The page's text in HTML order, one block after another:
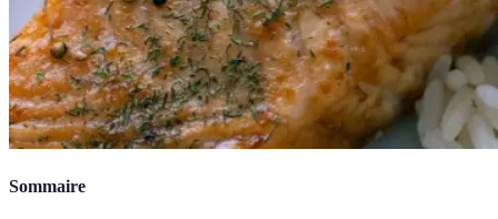
Sommaire